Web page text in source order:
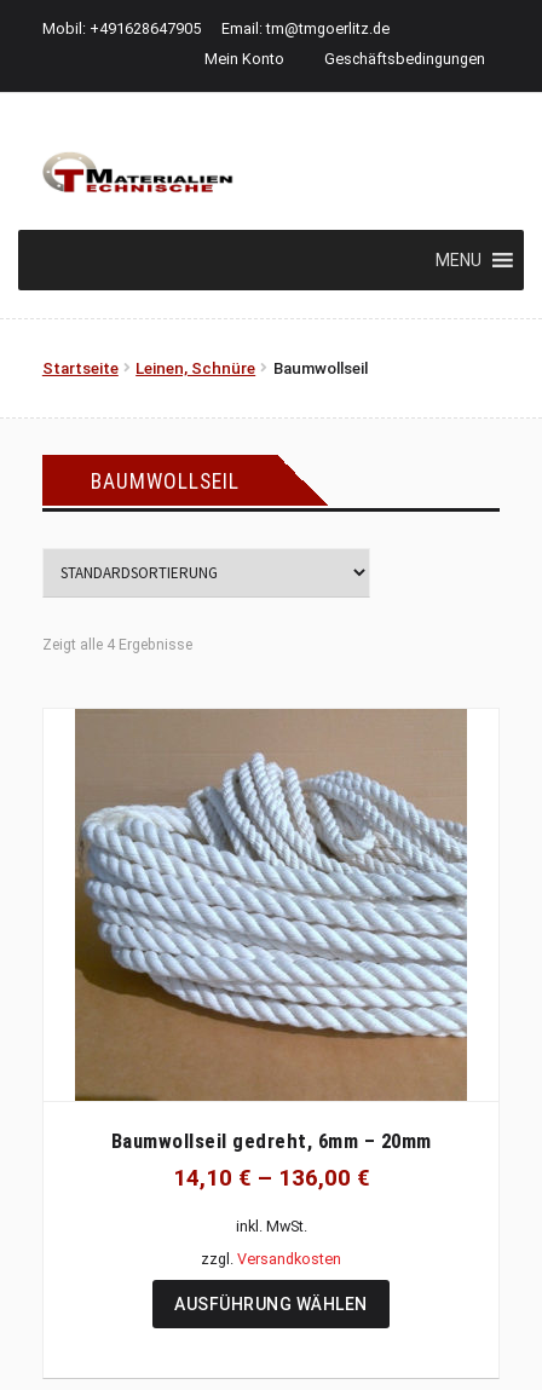
Mobil: +491628647905 Email:tm@tmgoerlitz.de
Mein Konto
Geschäftsbedingungen
Zur
Navigation
Zum
Inhalt
MENU
Startseite Leinen, Schnüre Baumwollseil
BAUMWOLLSEIL
Zeigt alle 4 Ergebnisse
Baumwollseil gedreht, 6mm – 20mm
14,10 € – 136,00 €
inkl. MwSt.
zzgl. Versandkosten
AUSFÜHRUNG WÄHLEN